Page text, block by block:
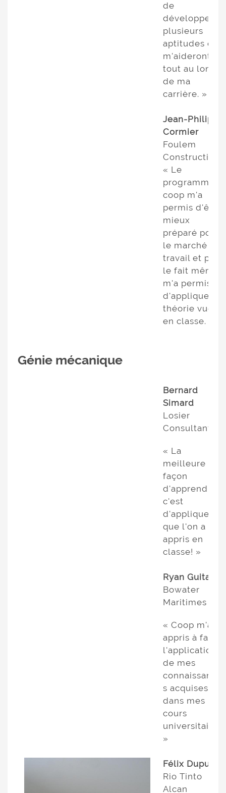
de
développer
plusieurs
aptitudes qui
m'aideront
tout au long
de ma
carrière. »
Jean-Philippe
Cormier
Foulem
Construction
« Le
programme
coop m'a
permis d'être
mieux
préparé pour
le marché du
travail et par
le fait même
m'a permis
d'appliquer la
théorie vue
en classe. »
Génie mécanique
Bernard
Simard
Losier
Consultants
« La
meilleure
façon
d'apprendre
c'est
d'appliquer ce
que l'on a
appris en
classe! »
Ryan Guitard
Bowater
Maritimes
« Coop m'a
appris à faire
l'application
de mes
connaissance
s acquises
dans mes
cours
universitaires.
»
Félix Dupuis
Rio Tinto
Alcan